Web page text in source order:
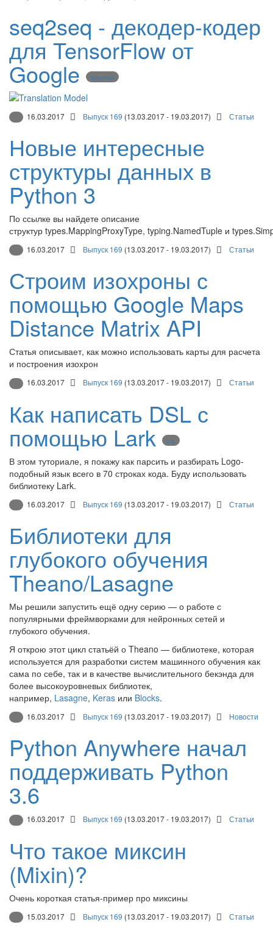
seq2seq - декодер-кодер
для TensorFlow от
Google TensorFlow
16.03.2017 Выпуск 169 (13.03.2017 - 19.03.2017) Статьи
Новые интересные
структуры данных в
Python 3
По ссылке вы найдете описание
структур types.MappingProxyType, typing.NamedTuple и
16.03.2017 Выпуск 169 (13.03.2017 - 19.03.2017) Статьи
Строим изохроны с
помощью Google Maps
Distance Matrix API
Статья описывает, как можно использовать карты для расчета
и построения изохрон
16.03.2017 Выпуск 169 (13.03.2017 - 19.03.2017) Статьи
Как написать DSL с
помощью Lark DSL
В этом туториале, я покажу как парсить и разбирать Logo-
подобный язык всего в 70 строках кода. Буду использовать
библиотеку Lark.
16.03.2017 Выпуск 169 (13.03.2017 - 19.03.2017) Статьи
Библиотеки для
глубокого обучения
Theano/Lasagne
Мы решили запустить ещё одну серию — о работе с
популярными фреймворками для нейронных сетей и
глубокого обучения.
Я открою этот цикл статьёй о Theano — библиотеке, которая
используется для разработки систем машинного обучения как
сама по себе, так и в качестве вычислительного бекэнда для
более высокоуровневых библиотек,
например, Lasagne, Keras или Blocks.
16.03.2017 Выпуск 169 (13.03.2017 - 19.03.2017) Новости
Python Anywhere начал
поддерживать Python
3.6
16.03.2017 Выпуск 169 (13.03.2017 - 19.03.2017) Статьи
Что такое миксин
(Mixin)?
Очень короткая статья-пример про миксины
15.03.2017 Выпуск 169 (13.03.2017 - 19.03.2017) Статьи